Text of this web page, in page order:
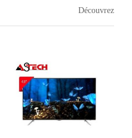
Découvrez